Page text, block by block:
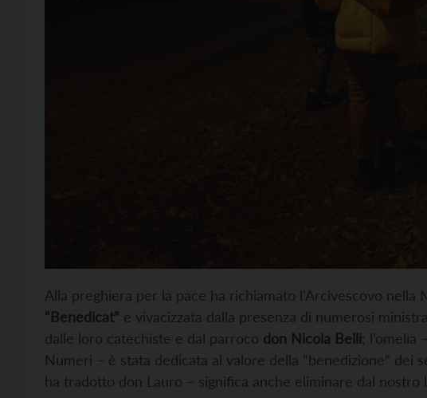
Alla preghiera per la pace ha richiamato l’Arcivescovo nella
“Benedicat” e vivacizzata dalla presenza di numerosi
dalle loro catechiste e dal parroco don Nicola Belli; l’omelia
Numeri – è stata dedicata al valore della “benedizione” dei
ha tradotto don Lauro – significa anche eliminare dal nostro